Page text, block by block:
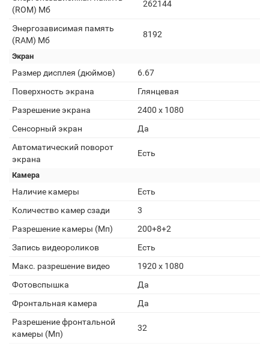
(ROM) Мб
262144
Энергозависимая память
(RAM) Мб
8192
Экран
Размер дисплея (дюймов)
6.67
Поверхность экрана
Глянцевая
Разрешение экрана
2400 x 1080
Сенсорный экран
Да
Автоматический поворот
экрана
Есть
Камера
Наличие камеры
Есть
Количество камер сзади
3
Разрешение камеры (Мп)
200+8+2
Запись видеороликов
Есть
Макс. разрешение видео
1920 х 1080
Фотовспышка
Да
Фронтальная камера
Да
Разрешение фронтальной
камеры (Мп)
32